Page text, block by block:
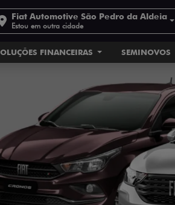
Fiat Automotive São Pedro da Aldeia
Estou em outra cidade
FINANCEIRAS SEMINOVOS